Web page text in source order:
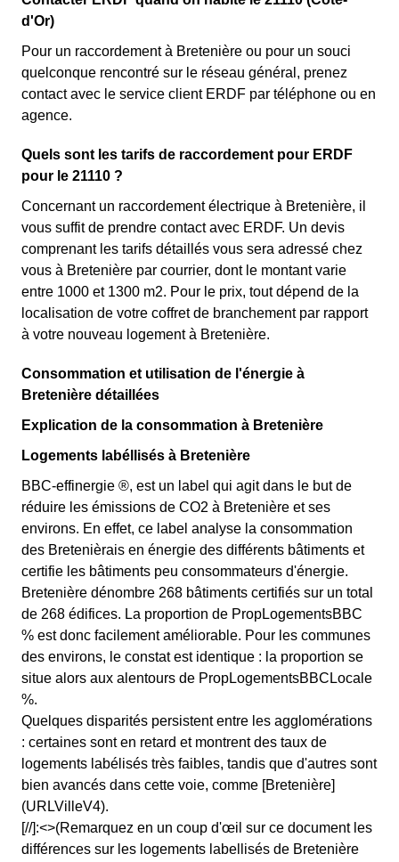
d'Or)
Pour un raccordement à Bretenière ou pour un souci
quelconque rencontré sur le réseau général, prenez
contact avec le service client ERDF par téléphone ou en
agence.
Quels sont les tarifs de raccordement pour ERDF
pour le 21110 ?
Concernant un raccordement électrique à Bretenière, il
vous suffit de prendre contact avec ERDF. Un devis
comprenant les tarifs détaillés vous sera adressé chez
vous à Bretenière par courrier, dont le montant varie
entre 1000 et 1300 m2. Pour le prix, tout dépend de la
localisation de votre coffret de branchement par rapport
à votre nouveau logement à Bretenière.
Consommation et utilisation de l'énergie à
Bretenière détaillées
Explication de la consommation à Bretenière
Logements labéllisés à Bretenière
BBC-effinergie ®, est un label qui agit dans le but de
réduire les émissions de CO2 à Bretenière et ses
environs. En effet, ce label analyse la consommation
des Bretenièrais en énergie des différents bâtiments et
certifie les bâtiments peu consommateurs d'énergie.
Bretenière dénombre 268 bâtiments certifiés sur un total
de 268 édifices. La proportion de PropLogementsBBC
% est donc facilement améliorable. Pour les communes
des environs, le constat est identique : la proportion se
situe alors aux alentours de PropLogementsBBCLocale
%.
Quelques disparités persistent entre les agglomérations
: certaines sont en retard et montrent des taux de
logements labélisés très faibles, tandis que d'autres sont
bien avancés dans cette voie, comme [Bretenière]
(URLVilleV4).
[//]:<>(Remarquez en un coup d'œil sur ce document les
différences sur les logements labellisés de Bretenière